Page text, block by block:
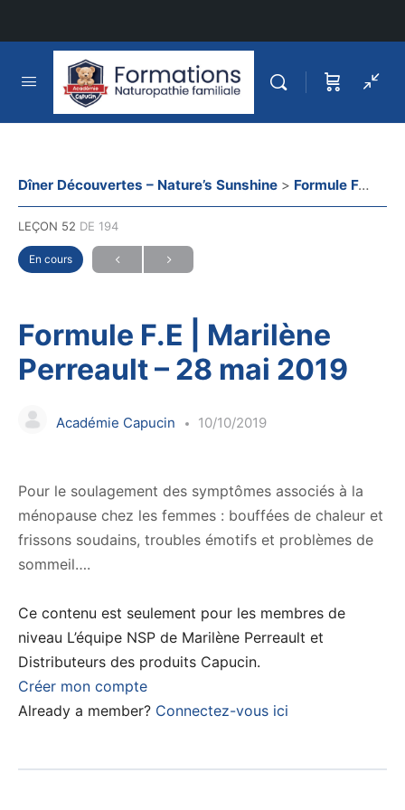
Dîner Découvertes – Nature’s Sunshine Formule F.E | Marilène Perreault – 28 mai 2019
LEÇON 52 DE 194
En cours
Formule F.E | Marilène
Perreault – 28 mai 2019
Académie Capucin 10/10/2019
Pour le soulagement des symptômes associés à la
ménopause chez les femmes : bouffées de chaleur et
frissons soudains, troubles émotifs et problèmes de
sommeil….
Ce contenu est seulement pour les membres de
niveau L’équipe NSP de Marilène Perreault et
Distributeurs des produits Capucin.
Créer mon compte
Already a member? Connectez-vous ici